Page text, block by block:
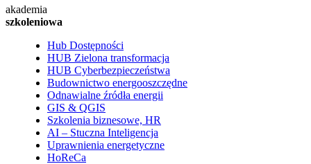
akademia
szkoleniowa
Hub Dostępności
HUB Zielona transformacja
HUB Cyberbezpieczeństwa
Budownictwo energooszczędne
Odnawialne źródła energii
GIS & QGIS
Szkolenia biznesowe, HR
AI – Stuczna Inteligencja
Uprawnienia energetyczne
HoReCa